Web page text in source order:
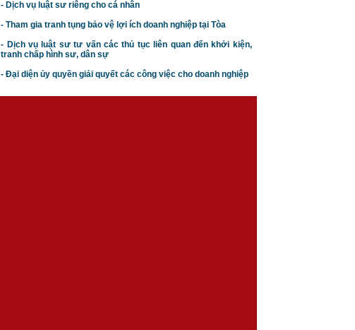
doanh của doanh nghiệp
- Dịch vụ luật sư riêng cho cá nhân
- Tham gia tranh tụng bảo vệ lợi ích doanh nghiệp tại Tòa
- Dịch vụ luật sư tư vấn các thủ tục liên quan đến khởi kiện,
tranh chấp hình sư, dân sự
- Đại diện ủy quyền giải quyết các công việc cho doanh nghiệp